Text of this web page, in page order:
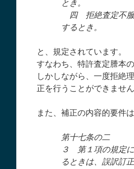
とき。
四 拒絶査定不服
するとき。
と、規定されています。
すなわち、特許査定謄本
しかしながら、一度拒絶
正を行うことができません
また、補正の内容的要件
第十七条の二
３ 第１項の規定
るときは、誤訳訂